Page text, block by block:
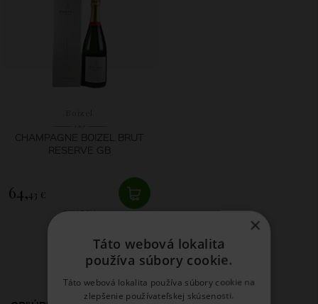
CHAMPAGNE BOIZEL BRUT
RESERVE GB
64,43 €
SKLADOM
Zobraziť ďalšie
×
Táto webová lokalita
používa súbory cookie.
Táto webová lokalita používa súbory cookie na
zlepšenie používateľskej skúsenosti.